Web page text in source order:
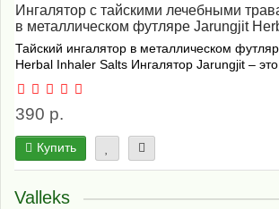
Ингалятор с тайскими лечебными
в металлическом футляре Jarungjit
Тайский ингалятор в металлическом
Herbal Inhaler Salts Ингалятор Jarungjit – это..
390 р.
Купить
Valleks